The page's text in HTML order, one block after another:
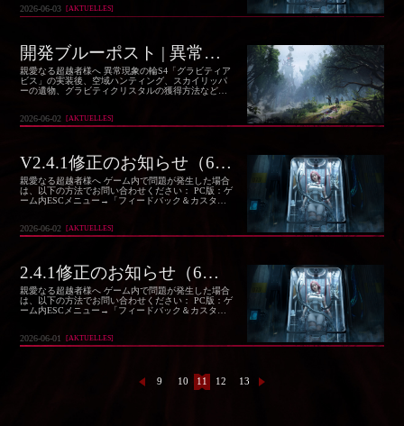
イドバーのヘッドホン形ボタン→「カスタマーサポ
ート」→「バグ報告」を選択し、問題をご報告くだ
2026-06-03 [AKTUELLES]
開発ブルーポスト | 異常現象の輪S4「グラビティアビス」調整・最適化とFAQ
親愛なる超越者様へ 異常現象の輪S4「グラビティア
ビス」の実装後、空域ハンティング、スカイリッパ
ーの遺物、グラビティクリスタルの獲得方法などに
安定性や品質基準に達しておらず、その結果、ラグ
やクラッシュ、ルールのわかりにくさ、報酬の満足
2026-06-02 [AKTUELLES]
V2.4.1修正のお知らせ（6月2日）
親愛なる超越者様へ ゲーム内で問題が発生した場合
は、以下の方法でお問い合わせください： PC版：ゲ
ーム内ESCメニュー→「フィードバック＆カスタマ
イドバーのヘッドホン形ボタン→「カスタマーサポ
ート」→「バグ報告」を選択し、問題をご報告くだ
2026-06-02 [AKTUELLES]
2.4.1修正のお知らせ（6月1日）
親愛なる超越者様へ ゲーム内で問題が発生した場合
は、以下の方法でお問い合わせください： PC版：ゲ
ーム内ESCメニュー→「フィードバック＆カスタマ
イドバーのヘッドホン形ボタン→「カスタマーサポ
ート」→「バグ報告」を選択し、問題をご報告くだ
2026-06-01 [AKTUELLES]
9 10 11 12 13